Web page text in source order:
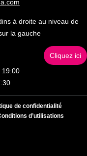
à droite au niveau de
la gauche
Cliquez ici
19:00
de confidentialité
d’utilisations